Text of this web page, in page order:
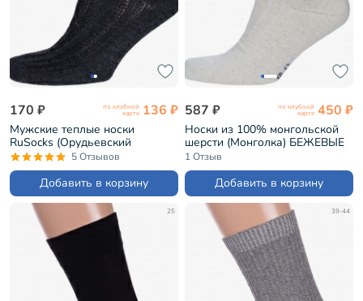
170 ₽ по клубной
карте 136 ₽
Мужские теплые носки
RuSocks (Орудьевский
трикотаж) ЧЕРНЫЕ (М-590)
5 Отзывов
Добавить в корзину
587 ₽ по клубной
карте 450 ₽
Носки из 100% монгольской
шерсти (Монголка) БЕЖЕВЫЕ
(01173)
1 Отзыв
Добавить в корзину
25 39-44